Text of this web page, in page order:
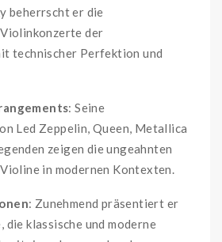
beherrscht er die
der
technischer Perfektion und
: Seine
Led Zeppelin, Queen, Metallica
zeigen die ungeahnten
in modernen Kontexten.
: Zunehmend präsentiert er
die klassische und moderne